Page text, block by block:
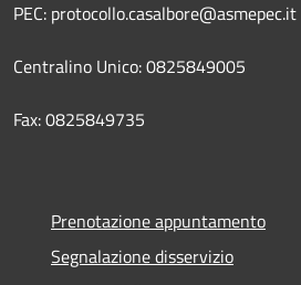
PEC: protocollo.casalbore@asmepec.it
Centralino Unico: 0825849005
Fax: 0825849735
Prenotazione appuntamento
Segnalazione disservizio